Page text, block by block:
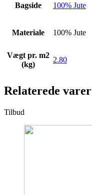
Bagside 100% Jute
Materiale 100% Jute
Vægt pr. m2
(kg)
2.80
Relaterede varer
Tilbud